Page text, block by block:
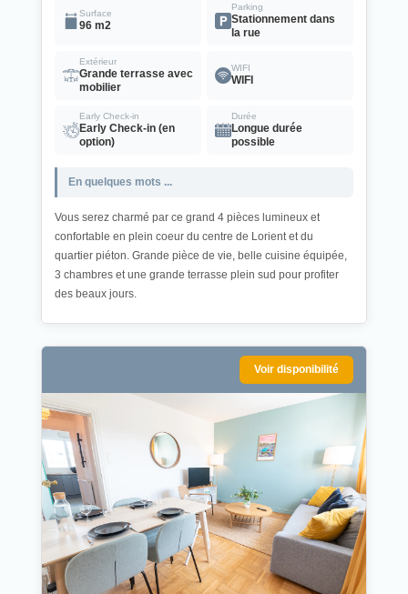
Surface
96 m2
Parking
Stationnement dans
la rue
Extérieur
Grande terrasse avec
mobilier
WIFI
WIFI
Early Check-in
Early Check-in (en
option)
Durée
Longue durée
possible
En quelques mots ...
Vous serez charmé par ce grand 4 pièces lumineux et
confortable en plein coeur du centre de Lorient et du
quartier piéton. Grande pièce de vie, belle cuisine équipée,
3 chambres et une grande terrasse plein sud pour profiter
des beaux jours.
Voir disponibilité